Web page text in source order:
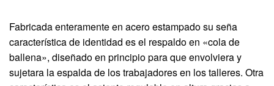
Fabricada enteramente en acero estampado su seña
característica de identidad es el respaldo en «cola de
ballena», diseñado en principio para que envolviera y
sujetara la espalda de los trabajadores en los talleres. Otra